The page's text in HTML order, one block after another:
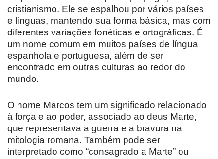
cristianismo. Ele se espalhou por vários países
e línguas, mantendo sua forma básica, mas com
diferentes variações fonéticas e ortográficas. É
um nome comum em muitos países de língua
espanhola e portuguesa, além de ser
encontrado em outras culturas ao redor do
mundo.
O nome Marcos tem um significado relacionado
à força e ao poder, associado ao deus Marte,
que representava a guerra e a bravura na
mitologia romana. Também pode ser
interpretado como “consagrado a Marte” ou